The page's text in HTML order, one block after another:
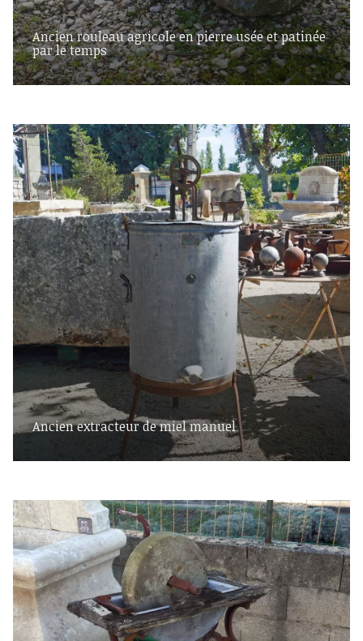
Ancien rouleau agricole en pierre usée et patinée
par le temps
Ancien extracteur de miel manuel